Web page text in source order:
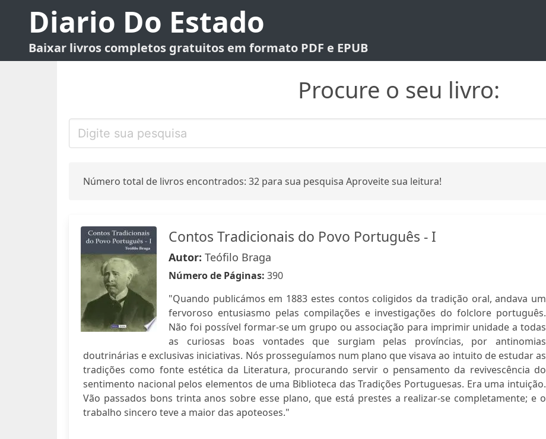
Diario Do Estado
Baixar livros completos gratuitos em formato PDF e EPUB
Procure o seu livro:
Número total de livros encontrados: 32 para sua pesquisa Aproveite sua leitura!
Contos Tradicionais do Povo Português - I
Autor: Teófilo Braga
Número de Páginas: 390
"Quando publicámos em 1883 estes contos coligidos da tradição oral, andava um
fervoroso entusiasmo pelas compilações e investigações do folclore português.
Não foi possível formar-se um grupo ou associação para imprimir unidade a todas
as curiosas boas vontades que surgiam pelas províncias, por antinomias
doutrinárias e exclusivas iniciativas. Nós prosseguíamos num plano que visava ao intuito de estudar as
tradições como fonte estética da Literatura, procurando servir o pensamento da revivescência do
sentimento nacional pelos elementos de uma Biblioteca das Tradições Portuguesas. Era uma intuição.
Vão passados bons trinta anos sobre esse plano, que está prestes a realizar-se completamente; e o
trabalho sincero teve a maior das apoteoses."